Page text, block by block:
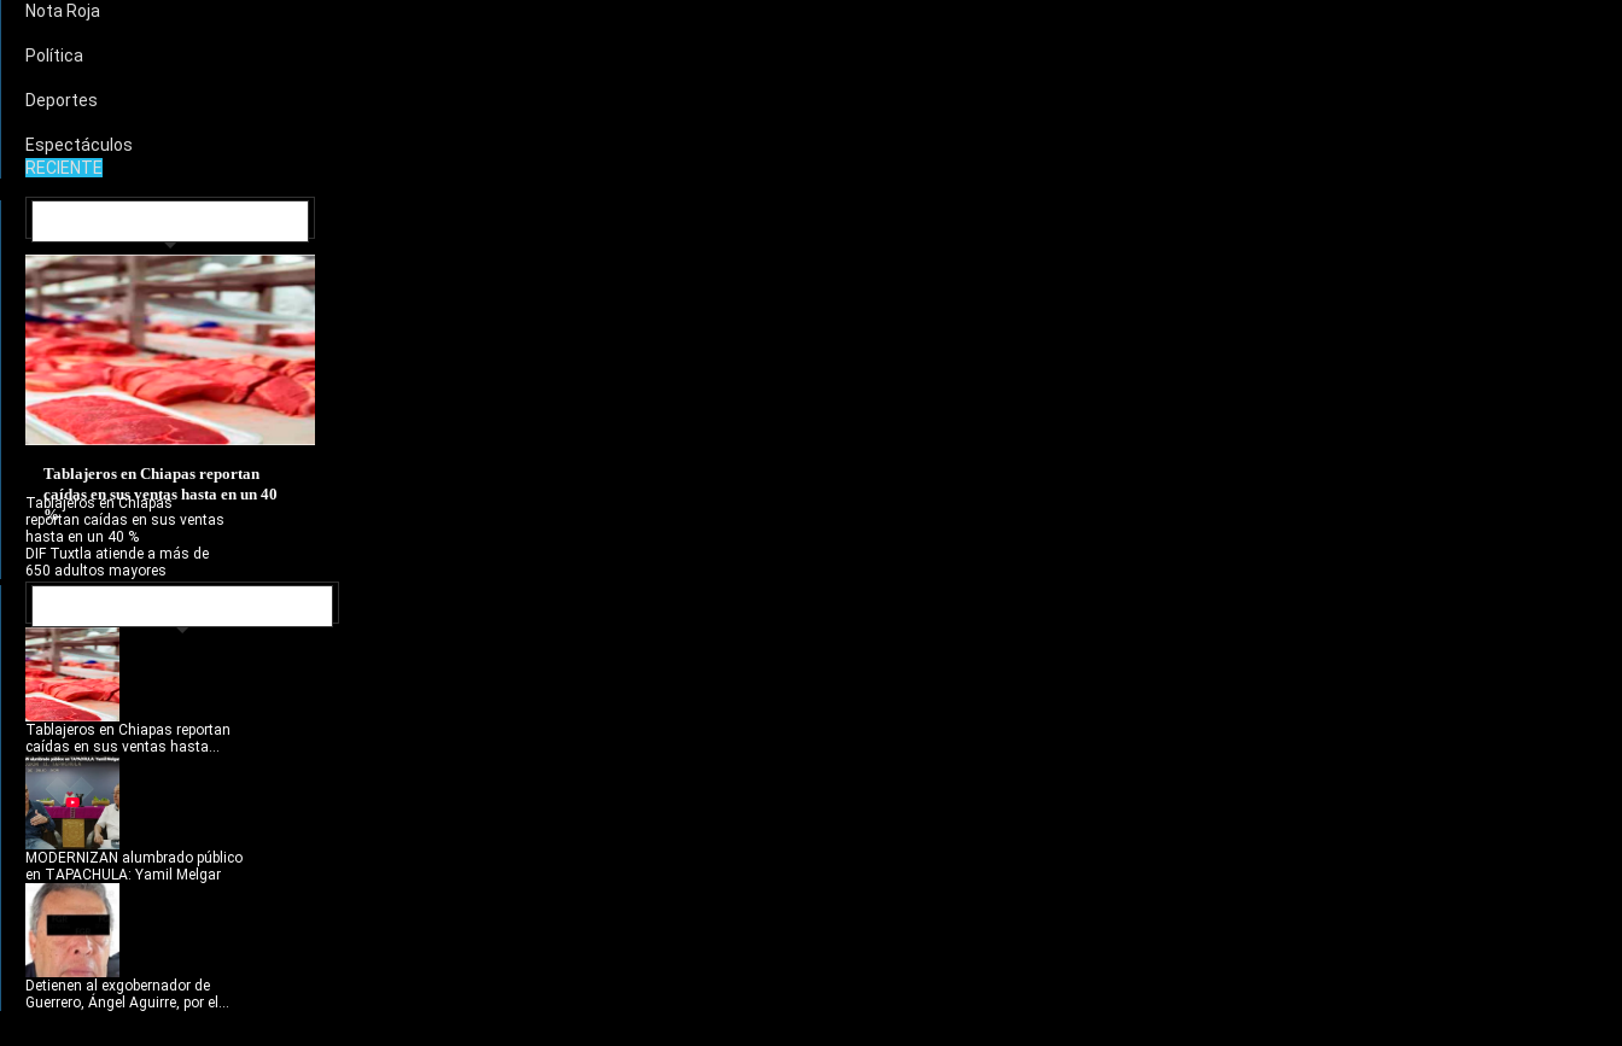
Nota Roja
Política
Deportes
Espectáculos
RECIENTE
Tablajeros en Chiapas reportan
caídas en sus ventas hasta en un 40
%
Tablajeros en Chiapas
reportan caídas en sus ventas
hasta en un 40 %
DIF Tuxtla atiende a más de
650 adultos mayores
Tablajeros en Chiapas reportan
caídas en sus ventas hasta...
MODERNIZAN alumbrado público
en TAPACHULA: Yamil Melgar
Detienen al exgobernador de
Guerrero, Ángel Aguirre, por el...